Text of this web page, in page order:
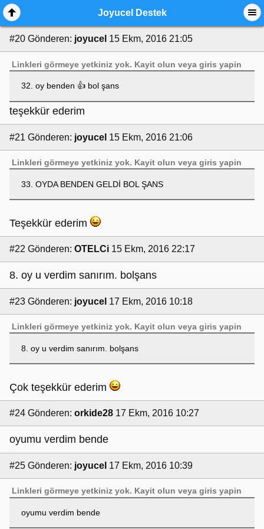
Joyucel Destek
#20 Gönderen: joyucel 15 Ekm, 2016 21:05
Linkleri görmeye yetkiniz yok. Kayit olun veyagiris yapin
32. oy benden 👍 bol şans
teşekkür ederim
#21 Gönderen: joyucel 15 Ekm, 2016 21:06
Linkleri görmeye yetkiniz yok. Kayit olun veyagiris yapin
33. OYDA BENDEN GELDİ BOL ŞANS
Teşekkür ederim
#22 Gönderen: OTELCi 15 Ekm, 2016 22:17
8. oy u verdim sanırım. bolşans
#23 Gönderen: joyucel 17 Ekm, 2016 10:18
Linkleri görmeye yetkiniz yok. Kayit olun veyagiris yapin
8. oy u verdim sanırım. bolşans
Çok teşekkür ederim
#24 Gönderen: orkide28 17 Ekm, 2016 10:27
oyumu verdim bende
#25 Gönderen: joyucel 17 Ekm, 2016 10:39
Linkleri görmeye yetkiniz yok. Kayit olun veyagiris yapin
oyumu verdim bende